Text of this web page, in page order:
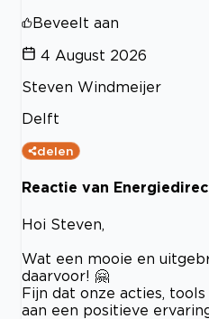
Beveelt aan
4 August 2026
Steven Windmeijer
Delft
delen
Reactie van
Hoi Steven,
Wat een mooie en
daarvoor! 🤗
Fijn dat onze acties,
aan een positieve